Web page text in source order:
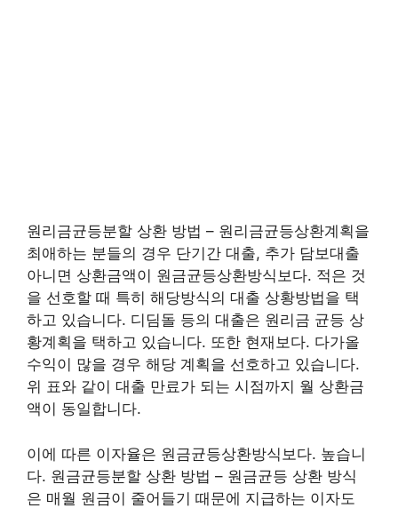
원리금균등분할 상환 방법 – 원리금균등상환계획을
최애하는 분들의 경우 단기간 대출, 추가 담보대출
아니면 상환금액이 원금균등상환방식보다. 적은 것
을 선호할 때 특히 해당방식의 대출 상황방법을 택
하고 있습니다. 디딤돌 등의 대출은 원리금 균등 상
황계획을 택하고 있습니다. 또한 현재보다. 다가올
수익이 많을 경우 해당 계획을 선호하고 있습니다.
위 표와 같이 대출 만료가 되는 시점까지 월 상환금
액이 동일합니다.
이에 따른 이자율은 원금균등상환방식보다. 높습니
다. 원금균등분할 상환 방법 – 원금균등 상환 방식
은 매월 원금이 줄어들기 때문에 지급하는 이자도